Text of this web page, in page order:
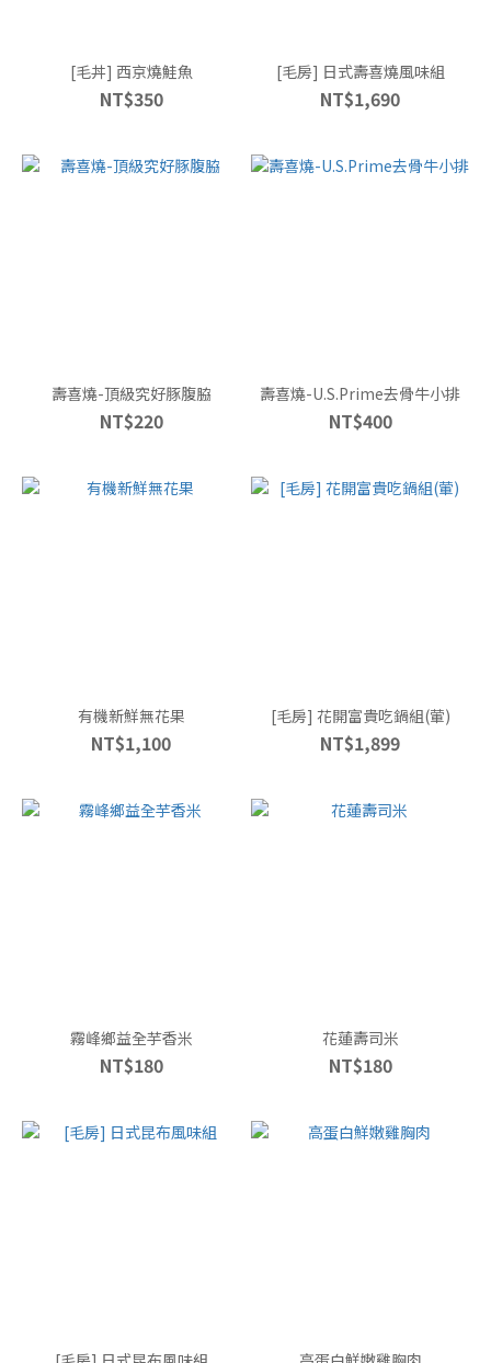
[毛丼] 西京燒鮭魚
NT$350
[毛房] 日式壽喜燒風味組
NT$1,690
壽喜燒-頂級究好豚腹脇
NT$220
壽喜燒-U.S.Prime去骨牛小排
NT$400
有機新鮮無花果
NT$1,100
[毛房] 花開富貴吃鍋組(葷)
NT$1,899
霧峰鄉益全芋香米
NT$180
花蓮壽司米
NT$180